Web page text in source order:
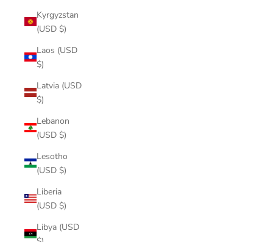
Kyrgyzstan
(USD $)
Laos (USD
$)
Latvia (USD
$)
Lebanon
(USD $)
Lesotho
(USD $)
Liberia
(USD $)
Libya (USD